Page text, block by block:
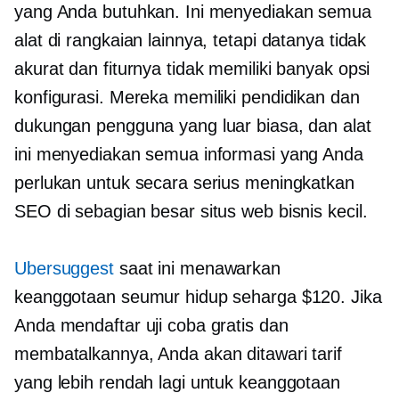
yang Anda butuhkan. Ini menyediakan semua
alat di rangkaian lainnya, tetapi datanya tidak
akurat dan fiturnya tidak memiliki banyak opsi
konfigurasi. Mereka memiliki pendidikan dan
dukungan pengguna yang luar biasa, dan alat
ini menyediakan semua informasi yang Anda
perlukan untuk secara serius meningkatkan
SEO di sebagian besar situs web bisnis kecil.
Ubersuggestsaat ini menawarkan
keanggotaan seumur hidup seharga $120. Jika
Anda mendaftar uji coba gratis dan
membatalkannya, Anda akan ditawari tarif
yang lebih rendah lagi untuk keanggotaan